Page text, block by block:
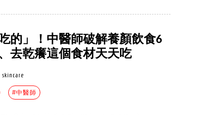
的」！中醫師破解養顏飲食6
去乾癢這個食材天天吃
skincare
#中醫師